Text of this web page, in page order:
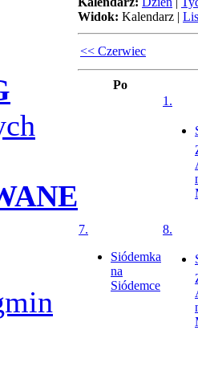
Widok: Kalendarz |
<< Czerwiec
Po
1.
7.
Siódemka
na
Siódemce
8.